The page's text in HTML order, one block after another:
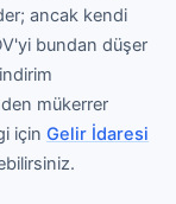
ancak kendi
bundan düşer
mükerrer
için Gelir İdaresi